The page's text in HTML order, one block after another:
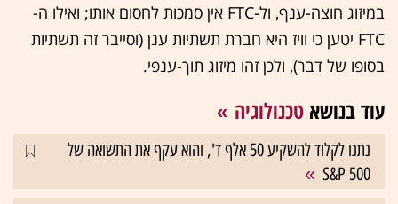
במיזוג חוצה-ענף, ול-FTC אין סמכות לחסום אותו; ואילו ה-
FTC יטען כי וויז היא חברת תשתיות ענן (וסייבר זה תשתיות
בסופו של דבר), ולכן זהו מיזוג תוך-ענפי.
עוד בנושא טכנולוגיה
נתנו לקלוד להשקיע 50 אלף ד', והוא עקף את התשואה של
S&P 500